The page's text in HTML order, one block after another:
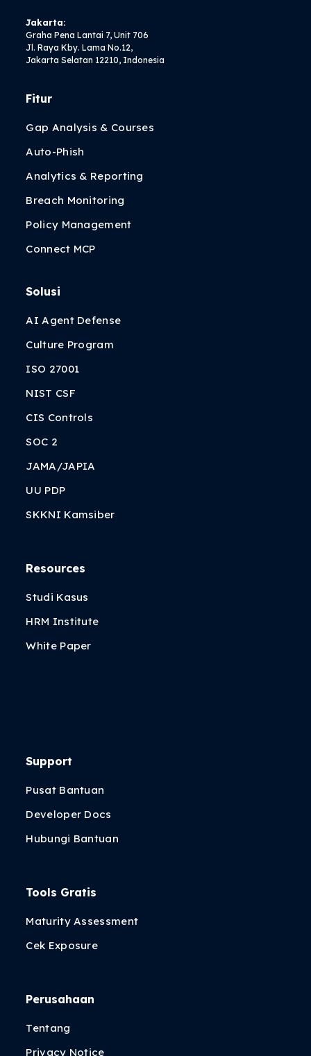
Jakarta:
Graha Pena Lantai 7, Unit 706
Jl. Raya Kby. Lama No.12,
Jakarta Selatan 12210, Indonesia
Fitur
Gap Analysis & Courses
Auto-Phish
Analytics & Reporting
Breach Monitoring
Policy Management
Connect MCP
Solusi
AI Agent Defense
Culture Program
ISO 27001
NIST CSF
CIS Controls
SOC 2
JAMA/JAPIA
UU PDP
SKKNI Kamsiber
Resources
Studi Kasus
HRM Institute
White Paper
Support
Pusat Bantuan
Developer Docs
Hubungi Bantuan
Tools Gratis
Maturity Assessment
Cek Exposure
Perusahaan
Tentang
Privacy Notice